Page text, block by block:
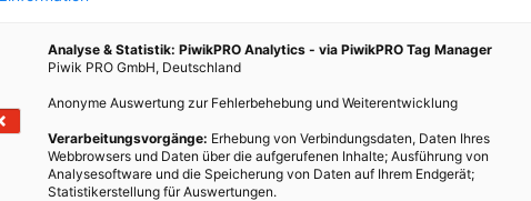
Analyse & Statistik: PiwikPRO Analytics - via PiwikPRO Tag Manager
Piwik PRO GmbH, Deutschland
Anonyme Auswertung zur Fehlerbehebung und Weiterentwicklung
Verarbeitungsvorgänge: Erhebung von Verbindungsdaten, Daten Ihres
Webbrowsers und Daten über die aufgerufenen Inhalte; Ausführung von
Analysesoftware und die Speicherung von Daten auf Ihrem Endgerät;
Statistikerstellung für Auswertungen.